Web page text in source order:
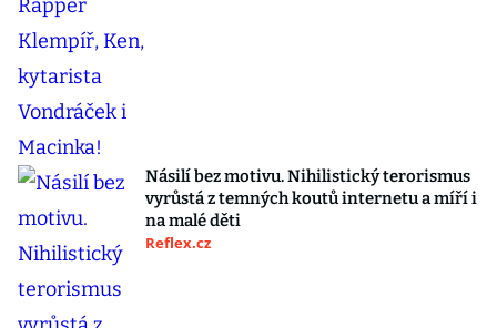
Násilí bez motivu. Nihilistický terorismus
vyrůstá z temných koutů internetu a míří i
na malé děti
Reflex.cz